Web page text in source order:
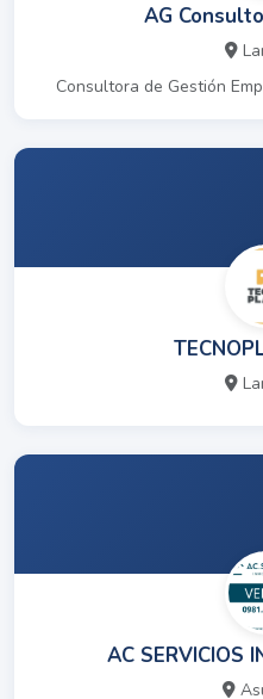
AG
Consultora de Gestión
AC SERVICIOS